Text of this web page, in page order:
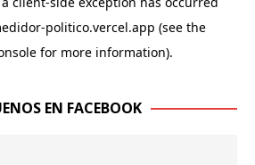
EN FACEBOOK